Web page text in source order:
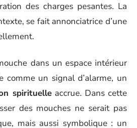
des charges pesantes. La
se fait annonciatrice d’une
dans un espace intérieur
comme un signal d’alarme, un
spirituelleaccrue. Dans cette
des mouches ne serait pas
mais aussi symbolique : un